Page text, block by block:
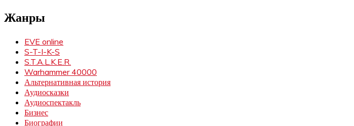
Жанры
EVE online
S-T-I-K-S
S.T.A.L.K.E.R.
Warhammer 40000
Альтернативная история
Аудиосказки
Аудиоспектакль
Бизнес
Биографии